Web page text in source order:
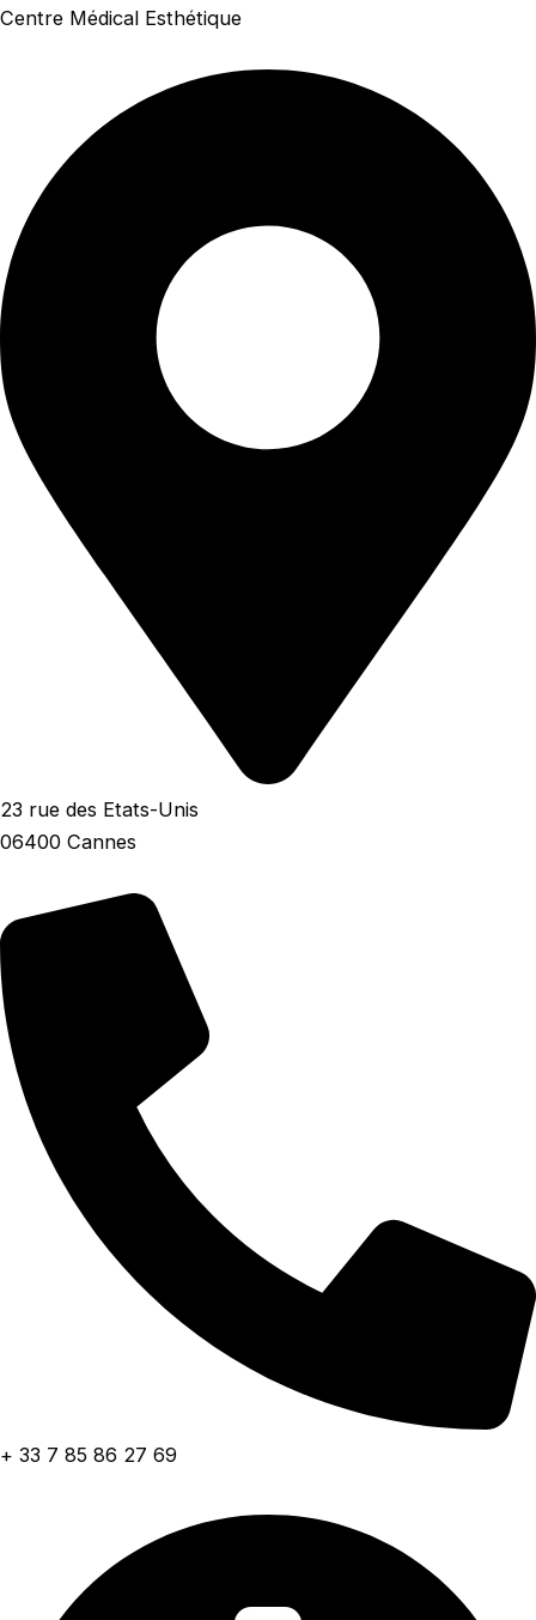
Centre Médical Esthétique
23 rue des Etats-Unis
06400 Cannes
+ 33 7 85 86 27 69